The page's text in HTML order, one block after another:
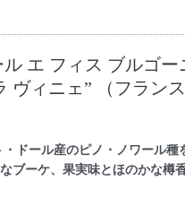
エ フィス ブルゴー
ヴィニェ” （フラン
・ドール産のピノ・ノワール種
ブーケ、果実味とほのかな樽